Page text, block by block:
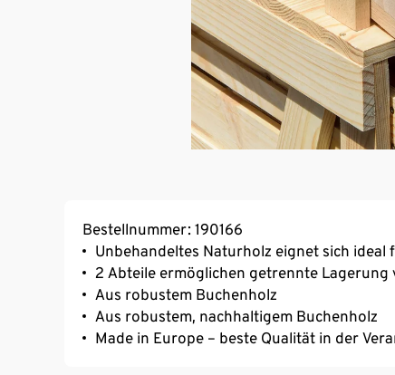
Bestellnummer: 190166
Unbehandeltes Naturholz eignet sich
2 Abteile ermöglichen getrennte Lagerung
Aus robustem Buchenholz
Aus robustem, nachhaltigem Buchenholz
Made in Europe – beste Qualität in der